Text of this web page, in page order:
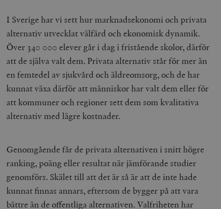
I Sverige har vi sett hur marknadsekonomi och privata
alternativ utvecklat välfärd och ekonomisk dynamik.
Över 340 000 elever går i dag i fristående skolor, därför
att de själva valt dem. Privata alternativ står för mer än
en femtedel av sjukvård och äldreomsorg, och de har
kunnat växa därför att människor har valt dem eller för
att kommuner och regioner sett dem som kvalitativa
alternativ med lägre kostnader.
Genomgående får de privata alternativen i snitt högre
ranking, poäng eller resultat när jämförande studier
genomförs. Skälet till att det är så är att de inte hade
kunnat finnas annars, eftersom de bygger på att vara
bättre än de offentliga alternativen. Valfriheten har